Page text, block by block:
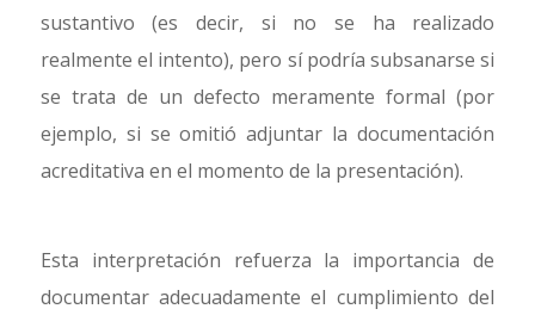
sustantivo (es decir, si no se ha realizado
realmente el intento), pero sí podría subsanarse si
se trata de un defecto meramente formal (por
ejemplo, si se omitió adjuntar la documentación
acreditativa en el momento de la presentación).
Esta interpretación refuerza la importancia de
documentar adecuadamente el cumplimiento del